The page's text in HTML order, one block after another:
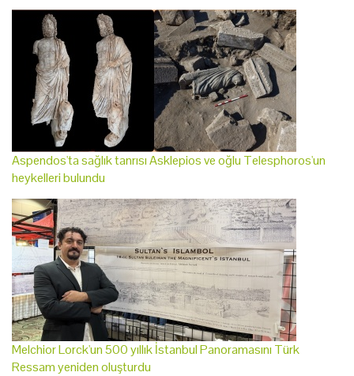
Aspendos'ta sağlık tanrısı Asklepios ve oğlu Telesphoros'un
heykelleri bulundu
Melchior Lorck'un 500 yıllık İstanbul Panoramasını Türk
Ressam yeniden oluşturdu